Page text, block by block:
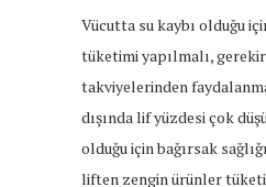
Vücutta su kaybı olduğu
tüketimi yapılmalı,
takviyelerinden
dışında lif yüzdesi çok
olduğu için bağırsak
liften zengin ürünler